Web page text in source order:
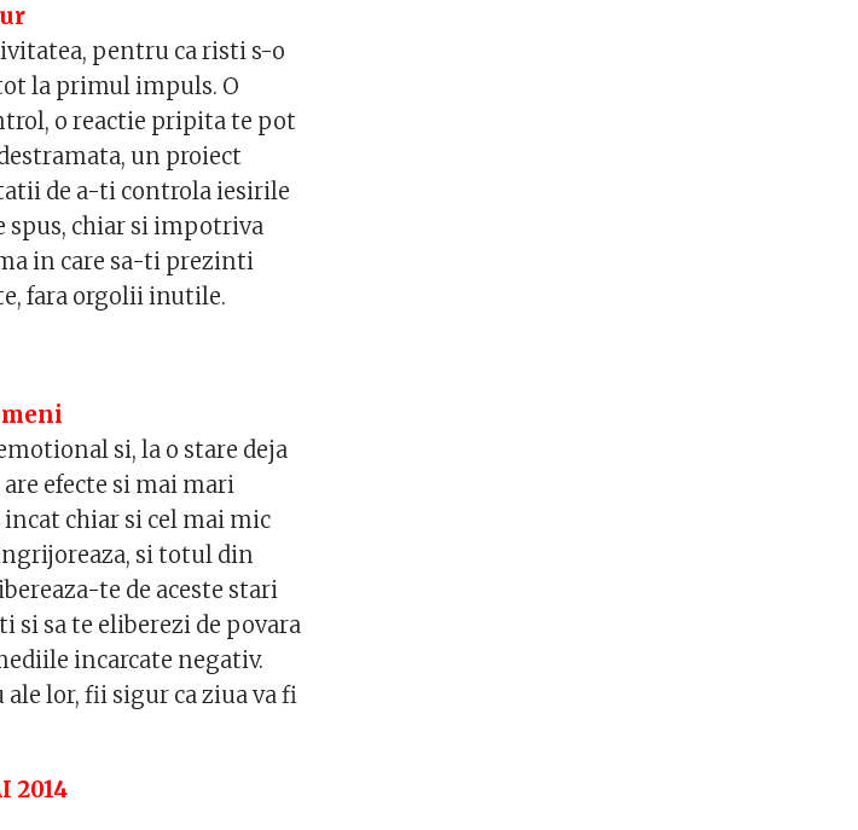
pentru ca risti s-o
la primul impuls. O
o reactie pripita te pot
un proiect
de a-ti controla iesirile
spus, chiar si impotriva
in care sa-ti prezinti
fara orgolii inutile.
si, la o stare deja
efecte si mai mari
incat chiar si cel mai mic
si totul din
te de aceste stari
si sa te eliberezi de povara
incarcate negativ.
ale lor, fii sigur ca ziua va fi
2014